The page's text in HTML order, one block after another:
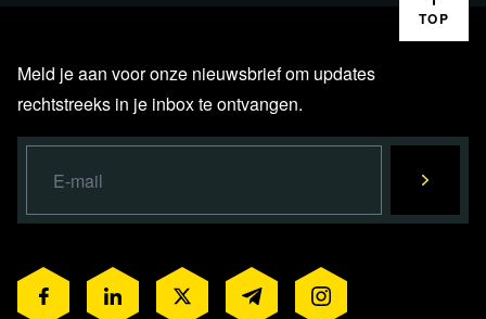
TOP
Meld je aan voor onze nieuwsbrief om updates
rechtstreeks in je inbox te ontvangen.